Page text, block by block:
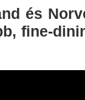
és
fine-